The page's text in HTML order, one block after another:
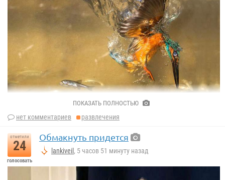
ПОКАЗАТЬ ПОЛНОСТЬЮ
нет комментариев развлечения
отметили
24
голосовать
Обмакнуть придется
lankiveil , 5 часов 51 минуту назад